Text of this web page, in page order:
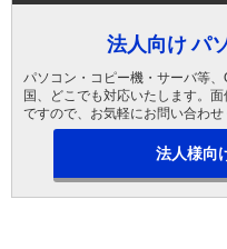
法人向け パ
パソコン・コピー機・サーバ等
国、どこでも対応いたします。
ですので、お気軽にお問い合わせ
法人様向